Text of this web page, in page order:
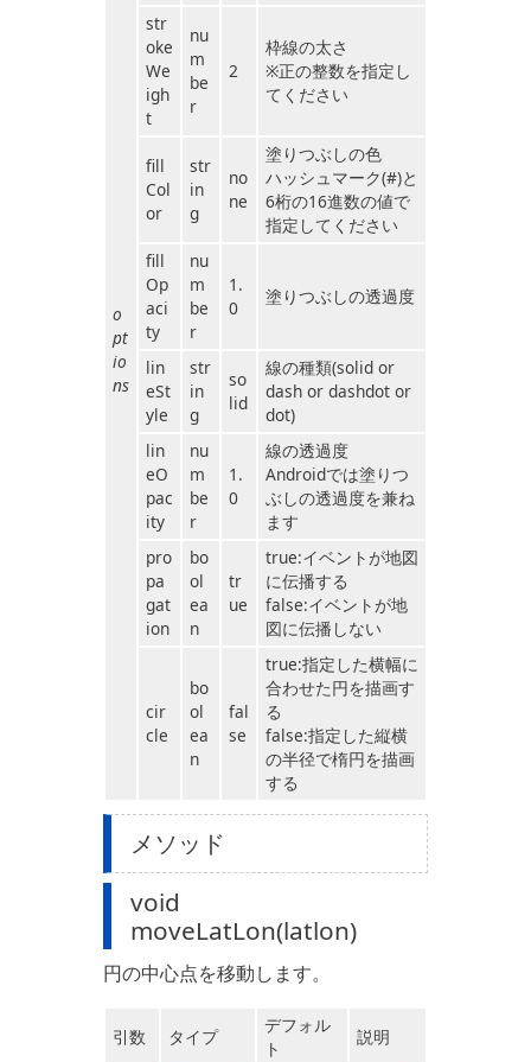
o
pt
io
ns
str
oke
We
igh
t
nu
m
be
r
2
枠線の太さ
※正の整数を指定し
てください
fill
Col
or
str
in
g
no
ne
塗りつぶしの色
ハッシュマーク(#)と
6桁の16進数の値で
指定してください
fill
Op
aci
ty
nu
m
be
r
1.
0
塗りつぶしの透過度
lin
eSt
yle
str
in
g
so
lid
線の種類(solid or
dash or dashdot or
dot)
lin
eO
pac
ity
nu
m
be
r
1.
0
線の透過度
Androidでは塗りつ
ぶしの透過度を兼ね
ます
pro
pa
gat
ion
bo
ol
ea
n
tr
ue
true:イベントが地図
に伝播する
false:イベントが地
図に伝播しない
cir
cle
bo
ol
ea
n
fal
se
true:指定した横幅に
合わせた円を描画す
る
false:指定した縦横
の半径で楕円を描画
する
メソッド
void
moveLatLon(latlon)
円の中心点を移動します。
引数 タイプ
デフォル
ト
説明